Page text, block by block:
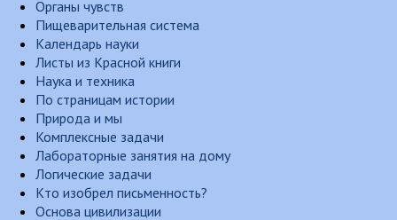
Органы чувств
Пищеварительная система
Календарь науки
Листы из Красной книги
Наука и техника
По страницам истории
Природа и мы
Комплексные задачи
Лабораторные занятия на дому
Логические задачи
Кто изобрел письменность?
Основа цивилизации